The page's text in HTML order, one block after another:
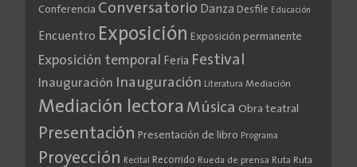
Conferencia Conversatorio Danza Desfile Educación
Encuentro Exposición Exposición permanente
Exposición temporal Feria Festival
Inauguración Inauguración Literatura Mediación
Mediación lectora Música Obra teatral
Presentación Presentación de libro Programa
Proyección Recital Recorrido Rueda de prensa Ruta Ruta